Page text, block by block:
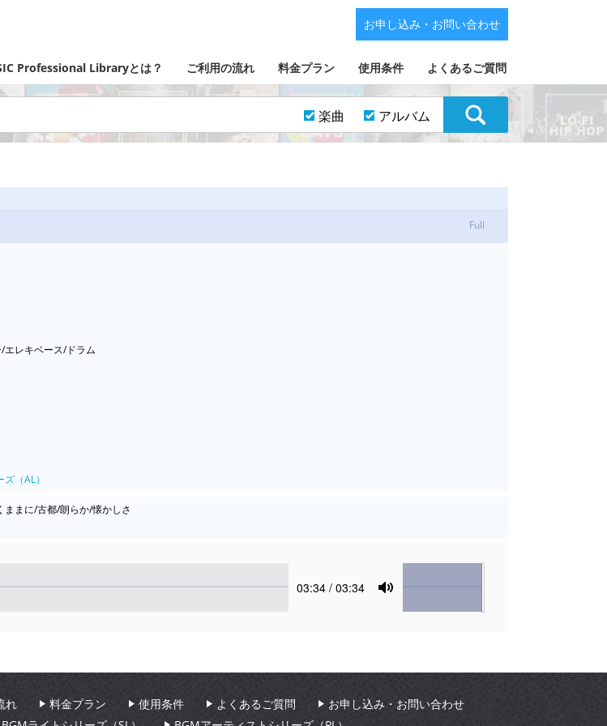
Professional Libraryとは？ ご利用の流れ 料金プラン 使用条件 よくあるご質問
お申し込み・お問い合わせ
楽曲 アルバム
Full
エレキベース/ドラム
（AL）
まに/古都/朗らか/懐かしさ
Current
03:34 / 03:34
Mute
Volume
れ 料金プラン 使用条件 よくあるご質問
お申し込み・お問い合わせ